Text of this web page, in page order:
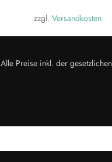
zzgl. Versandkosten
Alle Preise inkl. der